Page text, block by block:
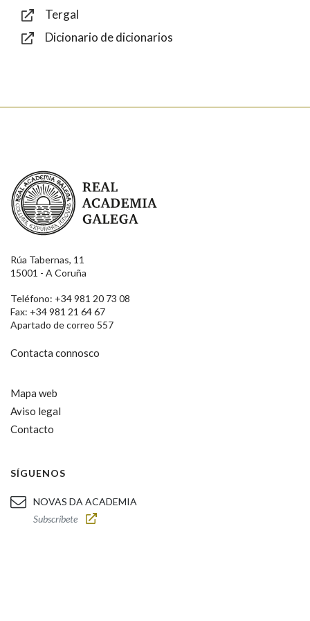
Tergal
Dicionario de dicionarios
Real Academia Galega
Rúa Tabernas, 11
15001 - A Coruña
Teléfono: +34 981 20 73 08
Fax: +34 981 21 64 67
Apartado de correo 557
Contacta connosco
Mapa web
Aviso legal
Contacto
SÍGUENOS
NOVAS DA ACADEMIA
Subscríbete